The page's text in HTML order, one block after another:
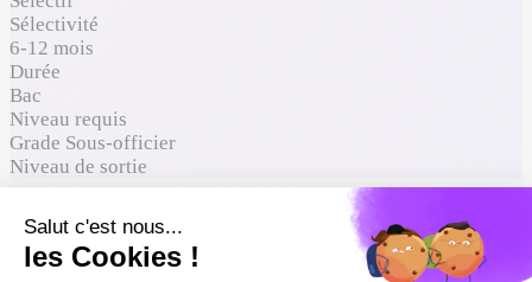
Sélectivité
6-12 mois
Durée
Bac
Niveau requis
Grade Sous-officier
Niveau de sortie
Comment entrer
Reconnaissance du diplôme